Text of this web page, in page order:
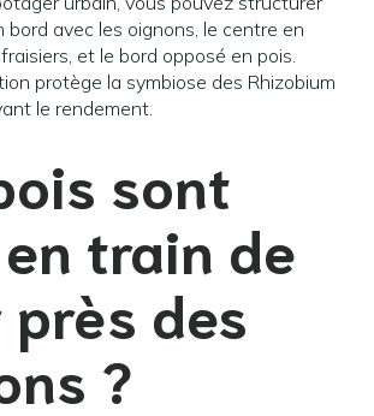
bord avec les oignons, le centre en
et le bord opposé en pois.
protège la symbiose des Rhizobium
le rendement.
sont
train de
près des
?